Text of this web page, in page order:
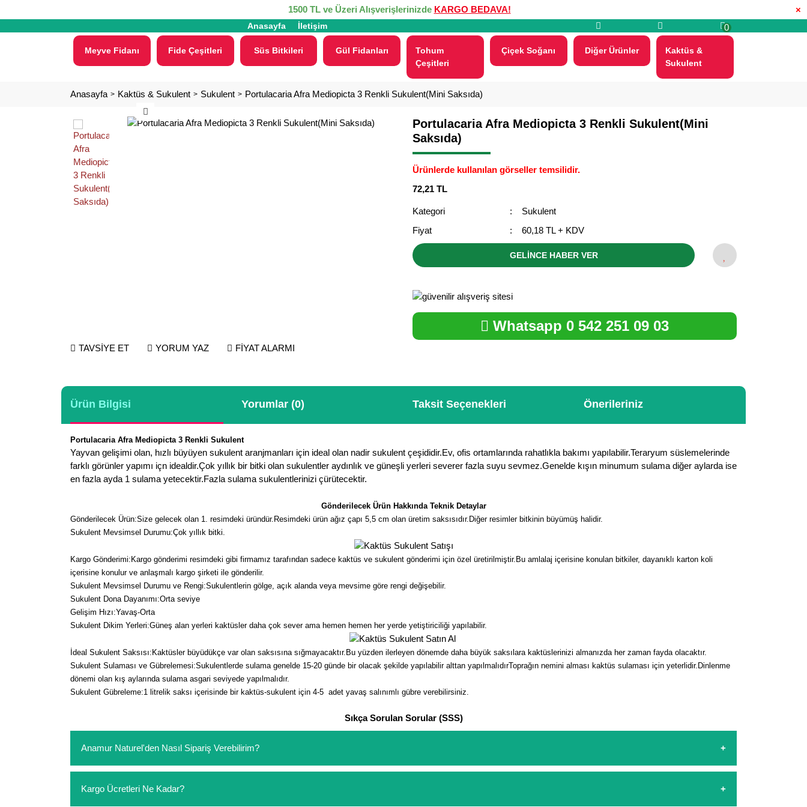
×
1500 TL ve Üzeri Alışverişlerinizde KARGO BEDAVA!
Anasayfa İletişim 0
Meyve Fidanı Fide Çeşitleri Süs Bitkileri Gül Fidanları
Tohum
Çeşitleri
Çiçek Soğanı Diğer Ürünler
Kaktüs &
Sukulent
Anasayfa Kaktüs & Sukulent Sukulent Portulacaria Afra Mediopicta 3 Renkli Sukulent(Mini Saksıda)
TAVSİYE ET YORUM YAZ FİYAT ALARMI
Portulacaria Afra Mediopicta 3 Renkli Sukulent(Mini
Saksıda)
Ürünlerde kullanılan görseller temsilidir.
72,21 TL
Kategori
Sukulent
Fiyat
60,18 TL + KDV
GELİNCE HABER VER
Whatsapp 0 542 251 09 03
Ürün Bilgisi Yorumlar (0) Taksit Seçenekleri Önerileriniz
Portulacaria Afra Mediopicta 3 Renkli Sukulent
Yayvan gelişimi olan, hızlı büyüyen sukulent aranjmanları için ideal olan nadir sukulent çeşididir.Ev, ofis ortamlarında rahatlıkla bakımı yapılabilir.Teraryum süslemelerinde
farklı görünler yapımı içn idealdir.Çok yıllık bir bitki olan sukulentler aydınlık ve güneşli yerleri severer fazla suyu sevmez.Genelde kışın minumum sulama diğer aylarda ise
en fazla ayda 1 sulama yetecektir.Fazla sulama sukulentlerinizi çürütecektir.
Gönderilecek Ürün Hakkında Teknik Detaylar
Gönderilecek Ürün:Size gelecek olan 1. resimdeki üründür.Resimdeki ürün ağız çapı 5,5 cm olan üretim saksısıdır.Diğer resimler bitkinin büyümüş halidir.
Sukulent Mevsimsel Durumu:Çok yıllık bitki.
Kargo Gönderimi:Kargo gönderimi resimdeki gibi firmamız tarafından sadece kaktüs ve sukulent gönderimi için özel üretirilmiştir.Bu amlalaj içerisine konulan bitkiler, dayanıklı karton koli
içerisine konulur ve anlaşmalı kargo şirketi ile gönderilir.
Sukulent Mevsimsel Durumu ve Rengi:Sukulentlerin gölge, açık alanda veya mevsime göre rengi değişebilir.
Sukulent Dona Dayanımı:Orta seviye
Gelişim Hızı:Yavaş-Orta
Sukulent Dikim Yerleri:Güneş alan yerleri kaktüsler daha çok sever ama hemen hemen her yerde yetiştiriciliği yapılabilir.
İdeal Sukulent Saksısı:Kaktüsler büyüdükçe var olan saksısına sığmayacaktır.Bu yüzden ilerleyen dönemde daha büyük saksılara kaktüslerinizi almanızda her zaman fayda olacaktır.
Sukulent Sulaması ve Gübrelemesi:Sukulentlerde sulama genelde 15-20 günde bir olacak şekilde yapılabilir alttan yapılmalıdırToprağın nemini alması kaktüs sulaması için yeterlidir. Dinlenme
dönemi olan kış aylarında sulama asgari seviyede yapılmalıdır.
Sukulent Gübreleme:1 litrelik saksı içerisinde bir kaktüs-sukulent için 4-5 adet yavaş salınımlı gübre verebilirsiniz.
Sıkça Sorulan Sorular (SSS)
Anamur Naturel'den Nasıl Sipariş Verebilirim?
sipariş verebilirsiniz. Sitemizden vereceğiniz siparişlerin ödemelerini sipariş verdikten sonra havale/eft veya sipariş aşamasında kredi kartı ile yapabilirsiniz. Kapıda
ödeme yoktur.
Kargo Ücretleri Ne Kadar?